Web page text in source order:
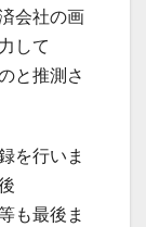
会社の画
して
と推測さ
を行いま
も最後ま